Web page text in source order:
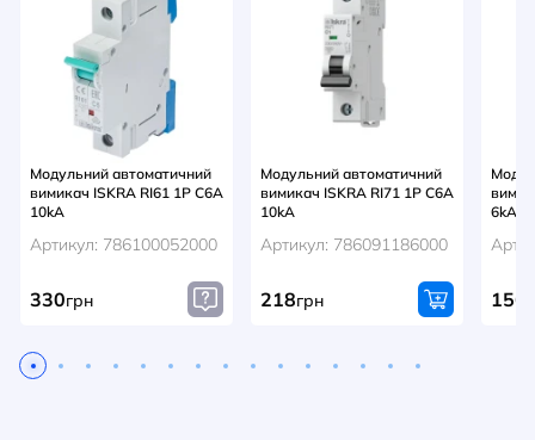
Модульний автоматичний
вимикач ISKRA RI61 1P C6A
10kA
Артикул: 786100052000
330грн
Модульний автоматичний
вимикач ISKRA RI71 1P C6A
10kA
Артикул: 786091186000
218грн
6kA
156